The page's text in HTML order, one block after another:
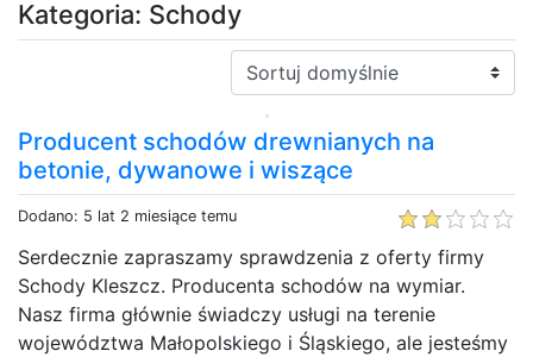
Kategoria: Schody
Sortuj:
Producent schodów drewnianych na
betonie, dywanowe i wiszące
Dodano: 5 lat 2 miesiące temu
Serdecznie zapraszamy sprawdzenia z oferty firmy
Schody Kleszcz. Producenta schodów na wymiar.
Nasz firma głównie świadczy usługi na terenie
województwa Małopolskiego i Śląskiego, ale jesteśmy